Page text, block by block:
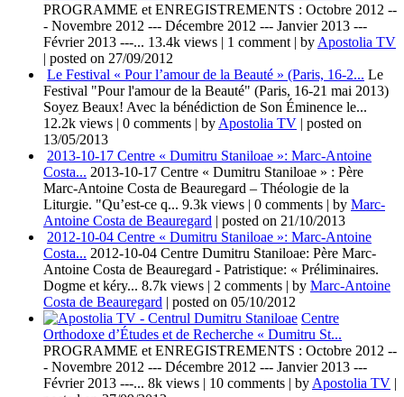
PROGRAMME et ENREGISTREMENTS : Octobre 2012 --
- Novembre 2012 --- Décembre 2012 --- Janvier 2013 ---
Février 2013 ---... 13.4k views | 1 comment | by Apostolia TV
| posted on 27/09/2012
Le Festival « Pour l’amour de la Beauté » (Paris, 16-2... Le
Festival "Pour l'amour de la Beauté" (Paris, 16-21 mai 2013)
Soyez Beaux! Avec la bénédiction de Son Éminence le...
12.2k views | 0 comments | by Apostolia TV | posted on
13/05/2013
2013-10-17 Centre « Dumitru Staniloae »: Marc-Antoine
Costa... 2013-10-17 Centre « Dumitru Staniloae » : Père
Marc-Antoine Costa de Beauregard – Théologie de la
Liturgie. "Qu’est-ce q... 9.3k views | 0 comments | by Marc-
Antoine Costa de Beauregard | posted on 21/10/2013
2012-10-04 Centre « Dumitru Staniloae »: Marc-Antoine
Costa... 2012-10-04 Centre Dumitru Staniloae: Père Marc-
Antoine Costa de Beauregard - Patristique: « Préliminaires.
Dogme et kéry... 8.7k views | 2 comments | by Marc-Antoine
Costa de Beauregard | posted on 05/10/2012
Centre
Orthodoxe d’Études et de Recherche « Dumitru St...
PROGRAMME et ENREGISTREMENTS : Octobre 2012 --
- Novembre 2012 --- Décembre 2012 --- Janvier 2013 ---
Février 2013 ---... 8k views | 10 comments | by Apostolia TV |